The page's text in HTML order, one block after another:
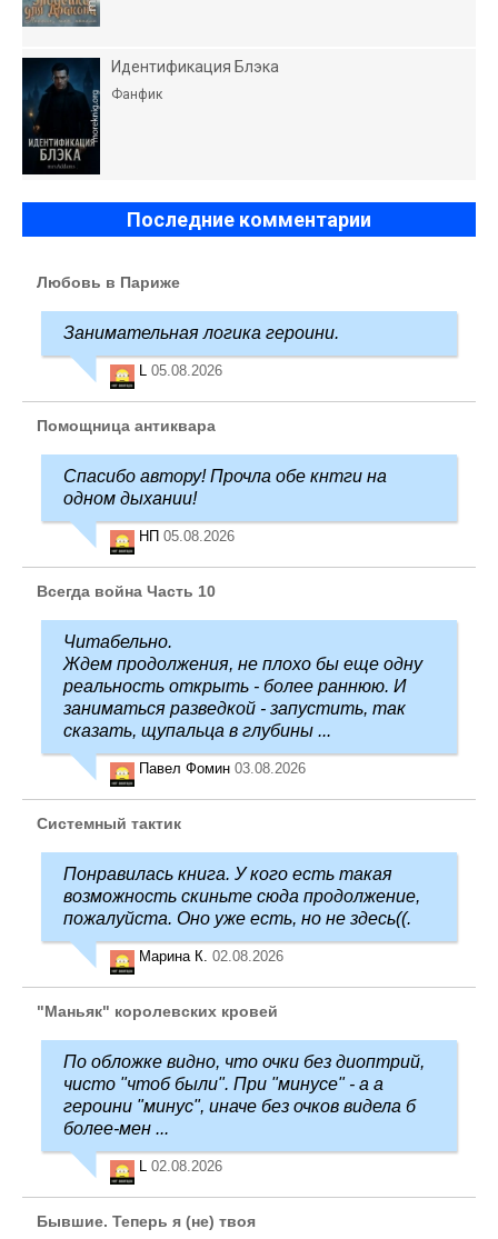
Идентификация Блэка
Фанфик
Последние комментарии
Любовь в Париже
Занимательная логика героини.
L 05.08.2026
Помощница антиквара
Спасибо автору! Прочла обе кнтги на
одном дыхании!
НП 05.08.2026
Всегда война Часть 10
Читабельно.
Ждем продолжения, не плохо бы еще одну
реальность открыть - более раннюю. И
заниматься разведкой - запустить, так
сказать, щупальца в глубины ...
Павел Фомин 03.08.2026
Системный тактик
Понравилась книга. У кого есть такая
возможность скиньте сюда продолжение,
пожалуйста. Оно уже есть, но не здесь((.
Марина К. 02.08.2026
"Маньяк" королевских кровей
По обложке видно, что очки без диоптрий,
чисто "чтоб были". При "минусе" - а а
героини "минус", иначе без очков видела б
более-мен ...
L 02.08.2026
Бывшие. Теперь я (не) твоя